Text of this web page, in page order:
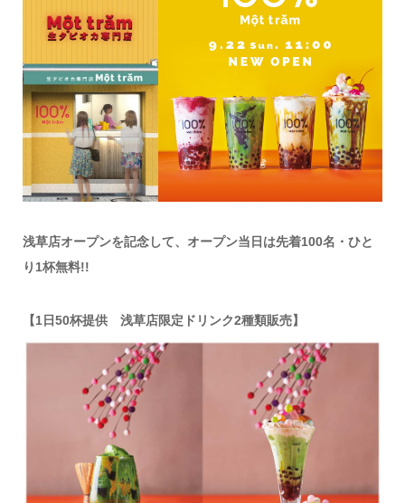
浅草店オープンを記念して、オープン当日は先着100名・ひと
り 1杯無料!!
【1日50杯提供 浅草店限定ドリンク2種類販売】